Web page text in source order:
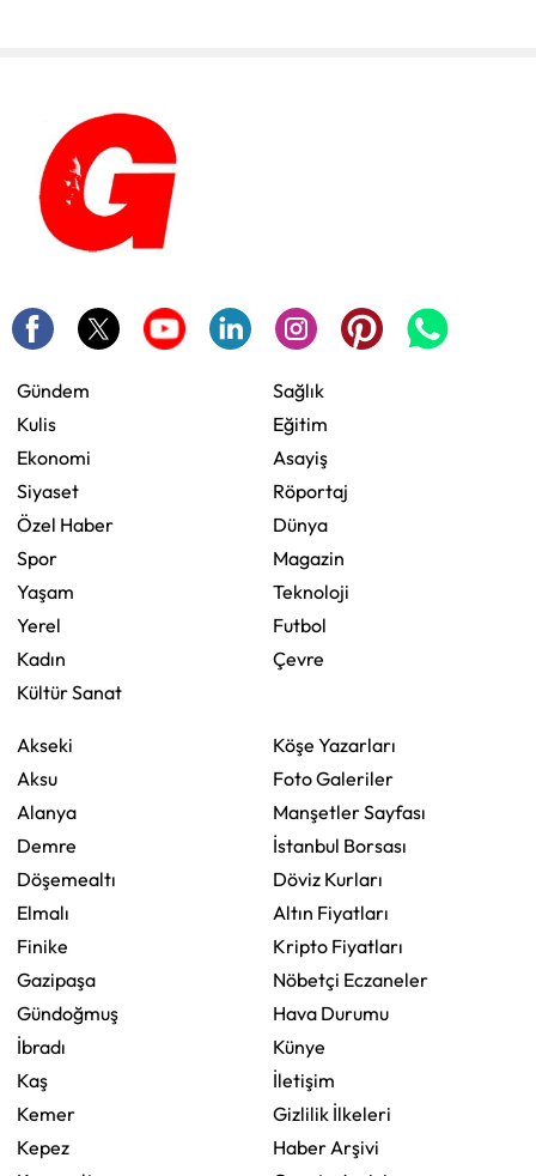
Gündem
Kulis
Ekonomi
Siyaset
Özel Haber
Spor
Yaşam
Yerel
Kadın
Kültür Sanat
Sağlık
Eğitim
Asayiş
Röportaj
Dünya
Magazin
Teknoloji
Futbol
Çevre
Akseki
Aksu
Alanya
Demre
Döşemealtı
Elmalı
Finike
Gazipaşa
Gündoğmuş
İbradı
Kaş
Kemer
Kepez
Köşe Yazarları
Foto Galeriler
Manşetler Sayfası
İstanbul Borsası
Döviz Kurları
Altın Fiyatları
Kripto Fiyatları
Nöbetçi Eczaneler
Hava Durumu
Künye
İletişim
Gizlilik İlkeleri
Haber Arşivi